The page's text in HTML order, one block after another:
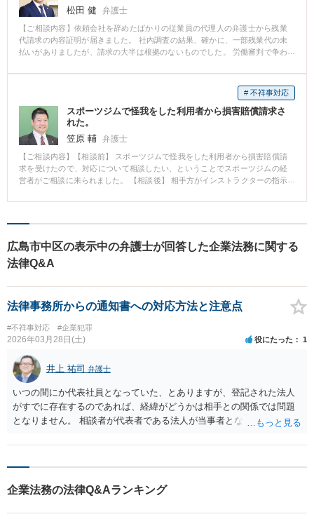
旦解雇された従業員もアルバイトとして雇用を維持し、買収後の人材を確保
しました。 交渉の鍵は、工場不動産に設定された金融機関の抵当権でした。
当初、売却価格（担保解除額）に乖離がありましたが、当方が提示した価格
の妥当性を示す査定資料や、本件を逃すと売却自体が困難になるという客観
的状況を詳細に説明。さらに、金融機関の内部稟議を円滑に進めるため、稟
収完了。その間、顧問先は商品の供給を一切止めることなく事業を継続で
き、年間数億円規模の商流を守り抜きました。仕入先の従業員の雇用も希望
退職をした一人を除き全員維持することができました。
松田 健 弁護士
【ご相談内容】依頼会社を辞めたばかりの従業員の代理人の弁護士から残業
代請求の内容証明が届きました。 社内調査の結果、確かに、一部残業代の未
払いがありましたが、請求の大半は根拠のないものでした。 労働審判で争わ
成立しました。
# 不祥事対応
スポーツジムで怪我をした利用者から損害賠償請求さ
れた。
笠原 輔 弁護士
【ご相談内容】【相談前】 スポーツジムで怪我をした利用者から損害賠償請
求を受けたので、対応について相談したい、ということでスポーツジムの経
営者がご相談に来られました。 【相談後】 相手方がインストラクターの指示
した。 【先生のコメント】 事案によっては、感情的な対立から示談交渉が難
広島市中区の表示中の弁護士が回答した企業法務に関する
法律Q&A
法律事務所からの通知書への対応方法と注意点
#不祥事対応 #企業犯罪
2026年03月28日(土) 役にたった 1
井上 祐司 弁護士
いつの間にか代表社員となっていた、とありますが、登記された法人
がすでに存在するのであれば、経緯がどうかは相手との関係では問題
となりません。 相談者が代表者である法人が当事者となります。 ま
が事実かどうかを確認する必要があります。 事実であれば不当利得返
企業法務の法律Q&Aランキング